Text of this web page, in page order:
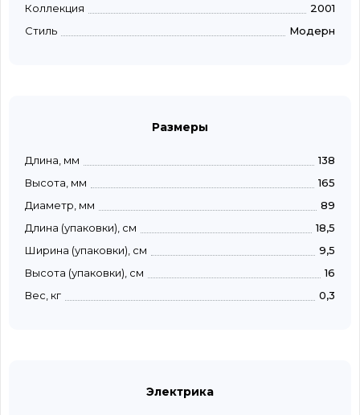
Коллекция
2001
Стиль
Модерн
Размеры
Длина, мм
138
Высота, мм
165
Диаметр, мм
89
Длина (упаковки), см
18,5
Ширина (упаковки), см
9,5
Высота (упаковки), см
16
Вес, кг
0,3
Электрика